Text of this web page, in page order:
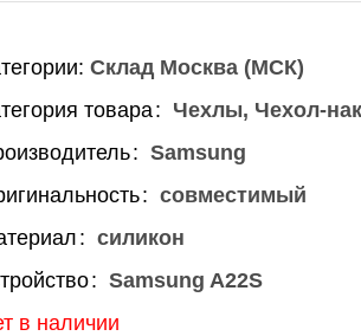
Склад Москва (МСК)
товара
Чехлы, Чехол-
Samsung
совместимый
силикон
Samsung A22S
в наличии